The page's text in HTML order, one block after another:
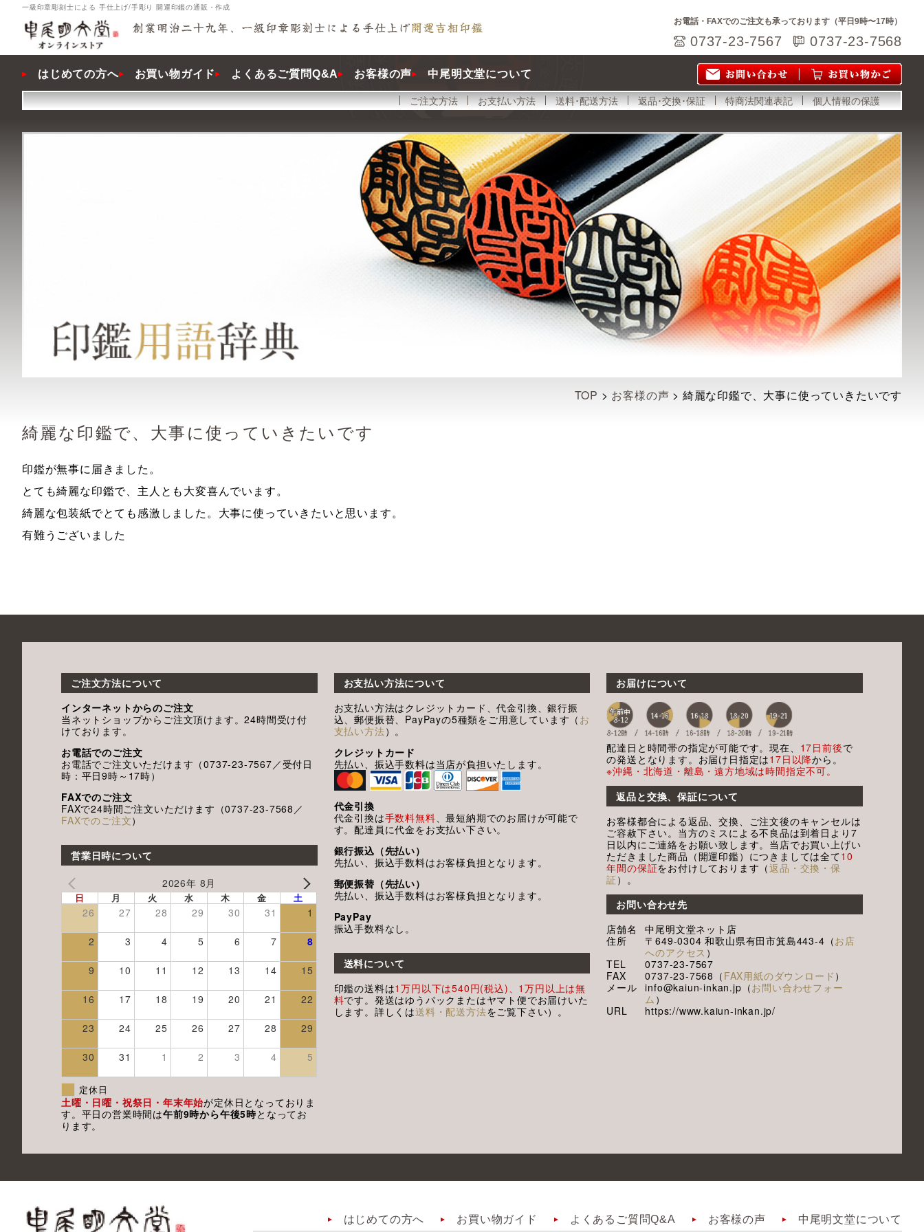
一級印章彫刻士による 手仕上げ/手彫り 開運印鑑の通販・作成
お電話・FAXでのご注文も承っております（平日9時〜17時）
0737-23-7567 0737-23-7568
はじめての方へ お買い物ガイド よくあるご質問Q&A お客様の声 中尾明文堂について
ご注文方法 お支払い方法 送料･配送方法 返品･交換･保証 特商法関連表記 個人情報の保護
TOP > お客様の声 > 綺麗な印鑑で、大事に使っていきたいです
綺麗な印鑑で、大事に使っていきたいです
印鑑が無事に届きました。
とても綺麗な印鑑で、主人とも大変喜んでいます。
綺麗な包装紙でとても感激しました。大事に使っていきたいと思います。
有難うございました
ご注文方法について
インターネットからのご注文
当ネットショップからご注文頂けます。24時間受け付
けております。
お電話でのご注文
お電話でご注文いただけます（0737-23-7567／受付日
時：平日9時～17時）
FAXでのご注文
FAXで24時間ご注文いただけます（0737-23-7568／
FAXでのご注文）
営業日時について
2026年 8月
日 月 火 水 木 金 土
26 27 28 29 30 31 1
2 3 4 5 6 7 8
9 10 11 12 13 14 15
16 17 18 19 20 21 22
23 24 25 26 27 28 29
30 31 1 2 3 4 5
定休日
土曜・日曜・祝祭日・年末年始が定休日となっておりま
す。平日の営業時間は午前9時から午後5時となってお
ります。
お支払い方法について
お支払い方法はクレジットカード、代金引換、銀行振
込、郵便振替、PayPayの5種類をご用意しています（ お
支払い方法）。
クレジットカード
先払い、振込手数料は当店が負担いたします。
代金引換
代金引換は手数料無料、最短納期でのお届けが可能で
す。配達員に代金をお支払い下さい。
銀行振込（先払い）
先払い、振込手数料はお客様負担となります。
郵便振替（先払い）
先払い、振込手数料はお客様負担となります。
PayPay
振込手数料なし。
送料について
印鑑の送料は1万円以下は540円(税込)、1万円以上は無
料です。発送はゆうパックまたはヤマト便でお届けいた
します。詳しくは送料・配送方法をご覧下さい）。
お届けについて
配達日と時間帯の指定が可能です。現在、 17日前後で
の発送となります。お届け日指定は17日以降から。
※沖縄・北海道・離島・遠方地域は時間指定不可。
返品と交換、保証について
お客様都合による返品、交換、ご注文後のキャンセルは
ご容赦下さい。当方のミスによる不良品は到着日より7
日以内にご連絡をお願い致します。当店でお買い上げい
ただきました商品（開運印鑑）につきましては全て10
年間の保証をお付けしております（返品・交換・保
証 ）。
お問い合わせ先
店舗名
中尾明文堂ネット店
住所
〒649-0304 和歌山県有田市箕島443-4（お店
へのアクセス ）
TEL
0737-23-7567
FAX
0737-23-7568（ FAX用紙のダウンロード ）
メール
info@kaiun-inkan.jp（お問い合わせフォー
ム ）
URL
https://www.kaiun-inkan.jp/
はじめての方へ お買い物ガイド よくあるご質問Q&A お客様の声 中尾明文堂について